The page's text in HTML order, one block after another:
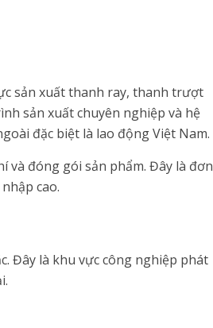
sản xuất thanh ray, thanh trượt
sản xuất chuyên nghiệp và hệ
đặc biệt là lao động Việt Nam.
và đóng gói sản phẩm. Đây là đơn
cao.
Đây là khu vực công nghiệp phát